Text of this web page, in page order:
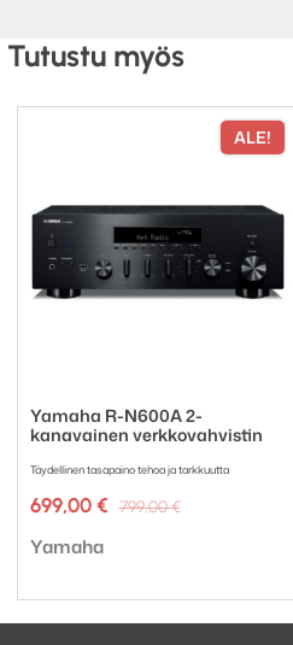
Virtakaapeli
Kaukosäädin
2 x AAA paristoja
Tutustu myös
ALE!
Yamaha R-N600A 2-
kanavainen verkkovahvistin
Täydellinen tasapaino tehoa ja tarkkuutta
799,00€Alkuperäinen
699,00 €
Nykyinen
Tuotemerkki:
Yamaha